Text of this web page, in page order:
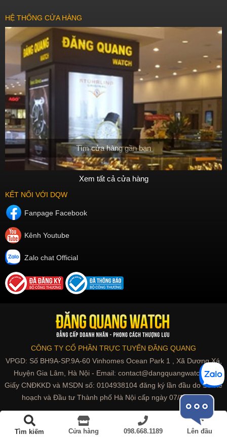
Philippe Auguste | Đồng hồ nam chính hãng
Tìm kiếm Cửa hàng 098.668.1189 Lên đầu
HỆ THỐNG CỬA HÀNG
Tìm cửa hàng gần bạn
Xem tất cả cửa hàng
KẾT NỐI VỚI DQW
Fanpage Facebook
Kênh Youtube
Zalo chat Official
CÔNG TY CỔ PHẦN TRỰC TUYẾN ĐĂNG QUANG
VPGD: Số BH9A-SP.9A-60 Vinhomes Ocean Park 1 , Xã Dương Xá,
Huyện Gia Lâm, Hà Nội - Email: contact@dangquangwatch.vn
Giấy CNĐKKD và MSDN số: 0104938104 đăng ký lần đầu do Sở Kế
hoạch và Đầu tư Thành phố Hà Nội cấp ngày 07/10/2010